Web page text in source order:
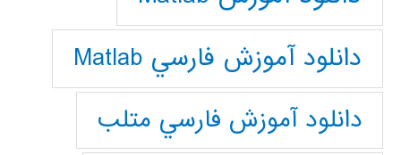
دانلود آموزش فارسي Matlab
دانلود آموزش فارسي متلب